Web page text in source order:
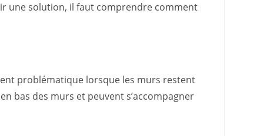
une solution, il faut comprendre comment
problématique lorsque les murs restent
bas des murs et peuvent s’accompagner